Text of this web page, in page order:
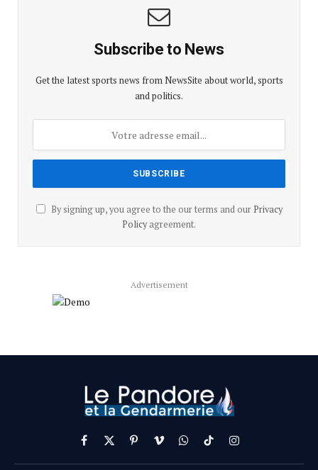
Subscribe to News
Get the latest sports news from NewsSite about world, sports
and politics.
By signing up, you agree to the our terms and our Privacy
Policyagreement.
Advertisement
Facebook
X
(Twitter)
PinterestVimeoWhatsApp
TikTokInstagram